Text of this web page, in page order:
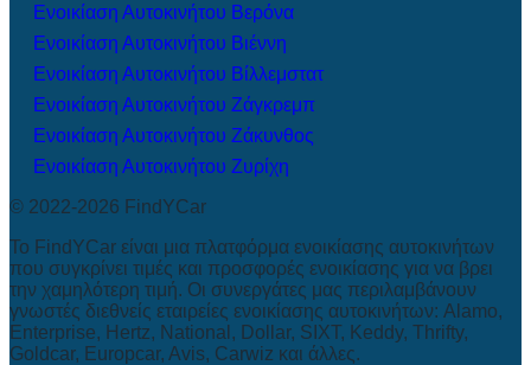
Ενοικίαση Αυτοκινήτου Βερόνα
Ενοικίαση Αυτοκινήτου Βιέννη
Ενοικίαση Αυτοκινήτου Βίλλεμστατ
Ενοικίαση Αυτοκινήτου Ζάγκρεμπ
Ενοικίαση Αυτοκινήτου Ζάκυνθος
Ενοικίαση Αυτοκινήτου Ζυρίχη
© 2022-2026 FindYCar
Το FindYCar είναι μια πλατφόρμα ενοικίασης αυτοκινήτων
που συγκρίνει τιμές και προσφορές ενοικίασης για να βρει
την χαμηλότερη τιμή. Οι συνεργάτες μας περιλαμβάνουν
γνωστές διεθνείς εταιρείες ενοικίασης αυτοκινήτων: Alamo,
Enterprise, Hertz, National, Dollar, SIXT, Keddy, Thrifty,
Goldcar, Europcar, Avis, Carwiz και άλλες.